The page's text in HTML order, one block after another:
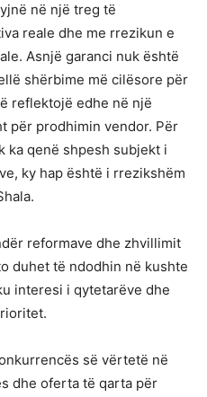
në një treg të
reale dhe me rrezikun e
Asnjë garanci nuk është
shërbime më cilësore për
reflektojë edhe në një
për prodhimin vendor. Për
ka qenë shpesh subjekt i
ky hap është i rrezikshëm
reformave dhe zhvillimit
duhet të ndodhin në kushte
interesi i qytetarëve dhe
së vërtetë në
dhe oferta të qarta për